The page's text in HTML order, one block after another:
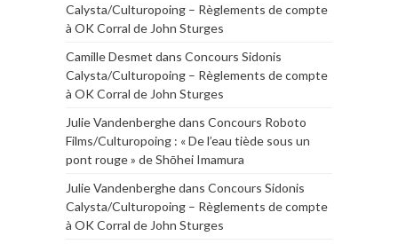
Calysta/Culturopoing – Règlements de compte
à OK Corral de John Sturges
Camille Desmet dans Concours Sidonis
Calysta/Culturopoing – Règlements de compte
à OK Corral de John Sturges
Julie Vandenberghedans Concours Roboto
Films/Culturopoing : « De l’eau tiède sous un
pont rouge » de Shōhei Imamura
Julie Vandenberghedans Concours Sidonis
Calysta/Culturopoing – Règlements de compte
à OK Corral de John Sturges